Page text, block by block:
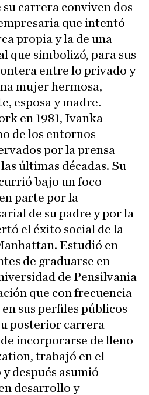
carrera conviven dos
que intentó
propia y la de una
que simbolizó, para sus
entre lo privado y
mujer hermosa,
esposa y madre.
en 1981, Ivanka
de los entornos
por la prensa
últimas décadas. Su
bajo un foco
parte por la
de su padre y por la
el éxito social de la
Estudió en
de graduarse en
de Pensilvania
que con frecuencia
sus perfiles públicos
posterior carrera
incorporarse de lleno
trabajó en el
después asumió
desarrollo y